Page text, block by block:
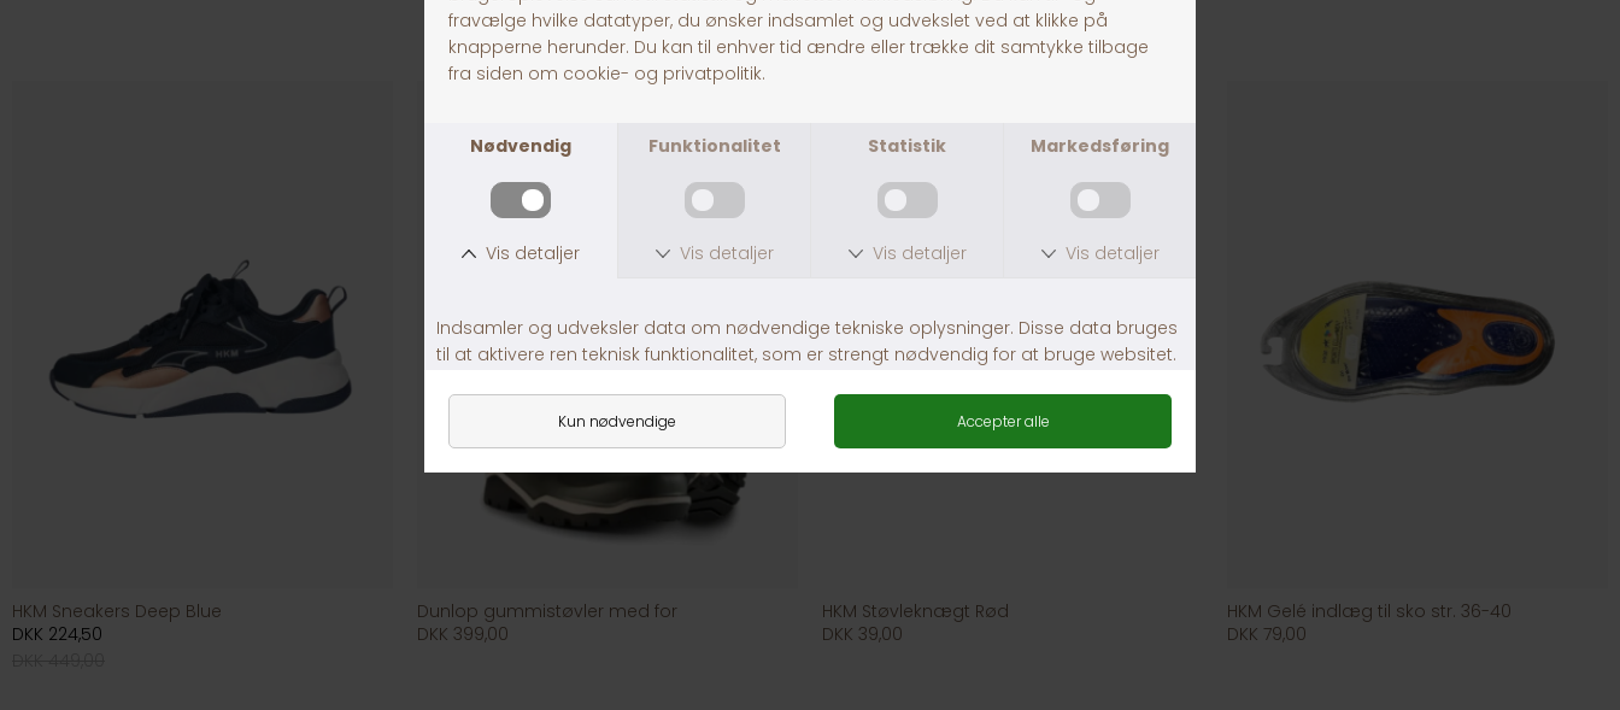
ANDRE KØBTE OGSÅ
HKM Sneakers Deep Blue
DKK 224,50
Dunlop gummistøvler med for
DKK 399,00
HKM Støvleknægt Rød
DKK 39,00
HKM Gelé indlæg til sko str. 36-40
DKK 79,00